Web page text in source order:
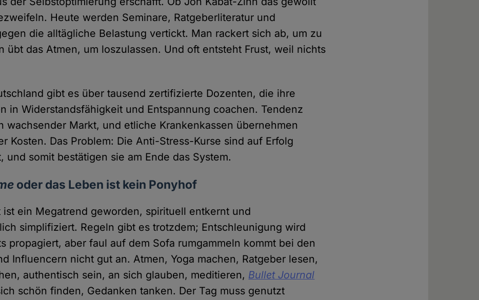
Heute werden Seminare, Ratgeberliteratur und
die alltägliche Belastung vertickt. Man rackert sich ab, um zu
übt das Atmen, um loszulassen. Und oft entsteht Frust, weil nichts
gibt es über tausend zertifizierte Dozenten, die ihre
in Widerstandsfähigkeit und Entspannung coachen. Tendenz
wachsender Markt, und etliche Krankenkassen übernehmen
Kosten. Das Problem: Die Anti-Stress-Kurse sind auf Erfolg
und somit bestätigen sie am Ende das System.
oder das Leben ist kein Ponyhof
ist ein Megatrend geworden, spirituell entkernt und
simplifiziert. Regeln gibt es trotzdem; Entschleunigung wird
propagiert, aber faul auf dem Sofa rumgammeln kommt bei den
Influencern nicht gut an. Atmen, Yoga machen, Ratgeber lesen,
authentisch sein, an sich glauben, meditieren, Bullet Journal
schön finden, Gedanken tanken. Der Tag muss genutzt